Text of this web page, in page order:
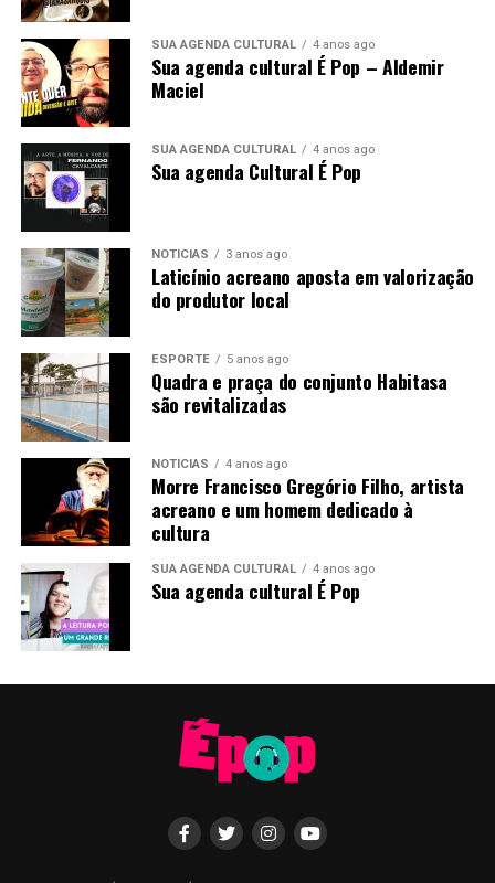
SUA AGENDA CULTURAL 4 anos ago
Sua agenda cultural É Pop – Aldemir
Maciel
SUA AGENDA CULTURAL 4 anos ago
Sua agenda Cultural É Pop
NOTÍCIAS 3 anos ago
Laticínio acreano aposta em valorização
do produtor local
ESPORTE 5 anos ago
Quadra e praça do conjunto Habitasa
são revitalizadas
NOTÍCIAS 4 anos ago
Morre Francisco Gregório Filho, artista
acreano e um homem dedicado à
cultura
SUA AGENDA CULTURAL 4 anos ago
Sua agenda cultural É Pop